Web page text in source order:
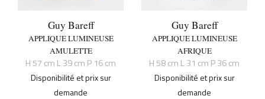
Guy Bareff
APPLIQUE LUMINEUSE
AMULETTE
H 57 cm L 39 cm P 16 cm
Disponibilité et prix sur
demande
Guy Bareff
APPLIQUE LUMINEUSE
AFRIQUE
H 58 cm L 31 cm P 36 cm
Disponibilité et prix sur
demande